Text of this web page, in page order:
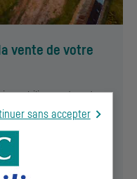
vente de votre
ou de votre
sélectionnés
sans accepter